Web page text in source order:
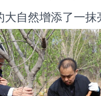
自然增添了一抹